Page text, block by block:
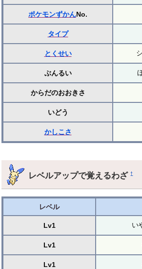
ポケモンずかんNo.
タイプ
とくせい
ぶんるい
からだのおおきさ
いどう
かしこさ
レベルアップで覚えるわざ†
レベル
Lv1 い
Lv1
Lv1